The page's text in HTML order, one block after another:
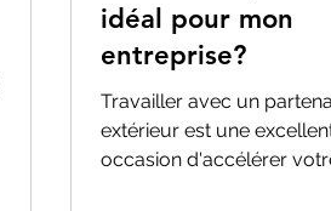
idéal pour mon
entreprise?
Travailler avec un
extérieur est une
occasion d'accélérer